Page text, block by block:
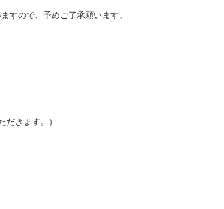
すので、予めご了承願います。
きます。）